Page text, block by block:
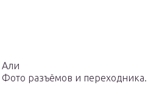
Али
Фото разъёмов и переходника.